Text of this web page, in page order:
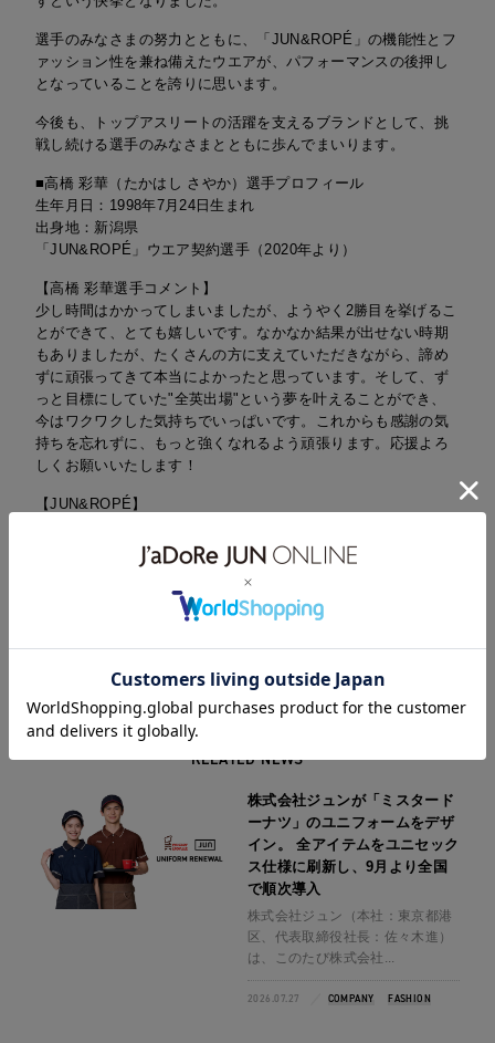
選手のみなさまの努力とともに、「JUN&ROPÉ」の機能性とフ
ァッション性を兼ね備えたウエアが、パフォーマンスの後押し
となっていることを誇りに思います。
今後も、トップアスリートの活躍を支えるブランドとして、挑
戦し続ける選手のみなさまとともに歩んでまいります。
■高橋 彩華（たかはし さやか）選手プロフィール
生年月日：1998年7月24日生まれ
出身地：新潟県
「JUN&ROPÉ」ウエア契約選手（2020年より）
【高橋 彩華選手コメント】
少し時間はかかってしまいましたが、ようやく2勝目を挙げるこ
とができて、とても嬉しいです。なかなか結果が出せない時期
もありましたが、たくさんの方に支えていただきながら、諦め
ずに頑張ってきて本当によかったと思っています。そして、ず
っと目標にしていた"全英出場"という夢を叶えることができ、
今はワクワクした気持ちでいっぱいです。これからも感謝の気
持ちを忘れずに、もっと強くなれるよう頑張ります。応援よろ
しくお願いいたします！
【JUN&ROPÉ】
https://www.instagram.com/junandrope/
https://www.facebook.com/junandrope/
https://www.youtube.com/@JUNROPE/featured
https://www.junandrope.jp/shoplist/
SHARE ON
RELATED NEWS
株式会社ジュンが「ミスタード
ーナツ」のユニフォームをデザ
イン。 全アイテムをユニセック
ス仕様に刷新し、9月より全国
で順次導入
株式会社ジュン（本社：東京都港
区、代表取締役社長：佐々木進）
は、このたび株式会社...
2026.07.27 COMPANY FASHION